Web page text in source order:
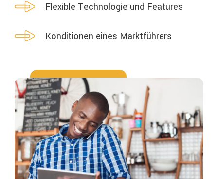
Flexible Technologie und Features
Konditionen eines Marktführers